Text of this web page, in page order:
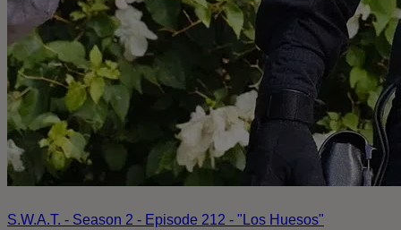
S.W.A.T. - Season 2 - Episode 212 - "Los Huesos"